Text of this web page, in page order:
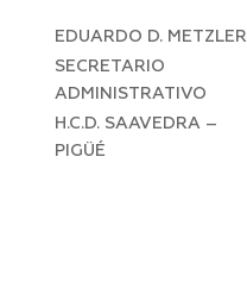
EDUARDO D. METZLER
SECRETARIO
ADMINISTRATIVO
H.C.D. SAAVEDRA –
PIGÜÉ